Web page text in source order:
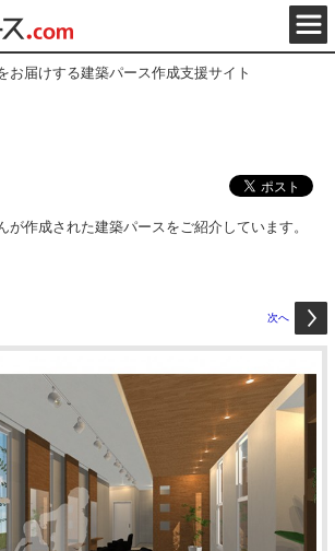
お届けする建築パース作成支援サイト
が作成された建築パースをご紹介しています。
次へ